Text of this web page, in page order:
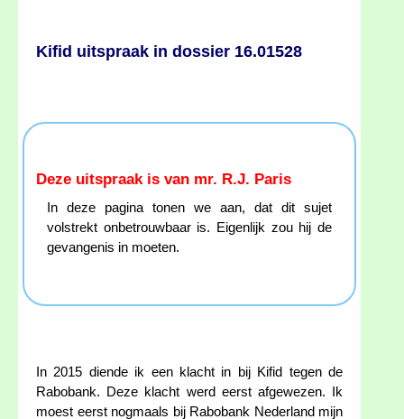
Kifid uitspraak in dossier 16.01528
Deze uitspraak is van mr. R.J. Paris
In deze pagina tonen we aan, dat dit sujet
volstrekt onbetrouwbaar is. Eigenlijk zou hij de
gevangenis in moeten.
In 2015 diende ik een klacht in bij Kifid tegen de
Rabobank. Deze klacht werd eerst afgewezen. Ik
moest eerst nogmaals bij Rabobank Nederland mijn